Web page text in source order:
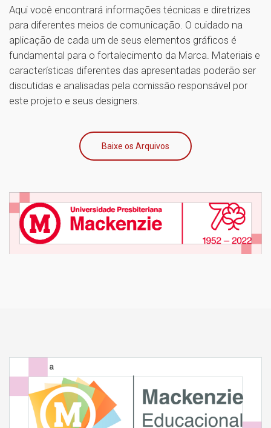
Aqui você encontrará informações técnicas e diretrizes
para diferentes meios de comunicação. O cuidado na
aplicação de cada um de seus elementos gráficos é
fundamental para o fortalecimento da Marca. Materiais e
características diferentes das apresentadas poderão ser
discutidas e analisadas pela comissão responsável por
este projeto e seus designers.
Baixe os Arquivos